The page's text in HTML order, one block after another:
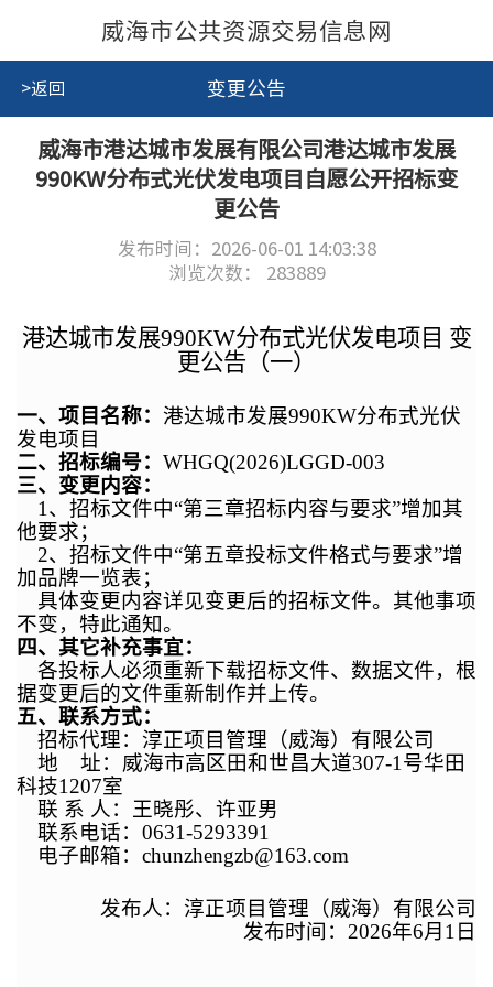
威海市公共资源交易信息网
变更公告
>返回
威海市港达城市发展有限公司港达城市发展
990KW分布式光伏发电项目自愿公开招标变
更公告
发布时间：2026-06-01 14:03:38
浏览次数： 283889
港达城市发展990KW分布式光伏发电项目 变
更公告（一）
一、 项目名称： 港达城市发展990KW分布式光伏
发电项目
二、招标编号： WHGQ(2026)LGGD-003
三、变更内容：
1、招标文件中“第三章招标内容与要求”增加其
他要求；
2、招标文件中“第五章投标文件格式与要求”增
加品牌一览表；
具体变更内容详见变更后的招标文件。其他事项
不变，特此通知。
四、其它补充事宜：
各投标人必须重新下载招标文件、数据文件，根
据变更后的文件重新制作并上传。
五、联系方式：
招标代理：淳正项目管理（威海）有限公司
地 址：威海市高区田和世昌大道307-1号华田
科技1207室
联 系 人：王晓彤、许亚男
联系电话：0631-5293391
电子邮箱： chunzhengzb@163.com
发布人：淳正项目管理（威海）有限公司
发布时间：2026年6月 1 日